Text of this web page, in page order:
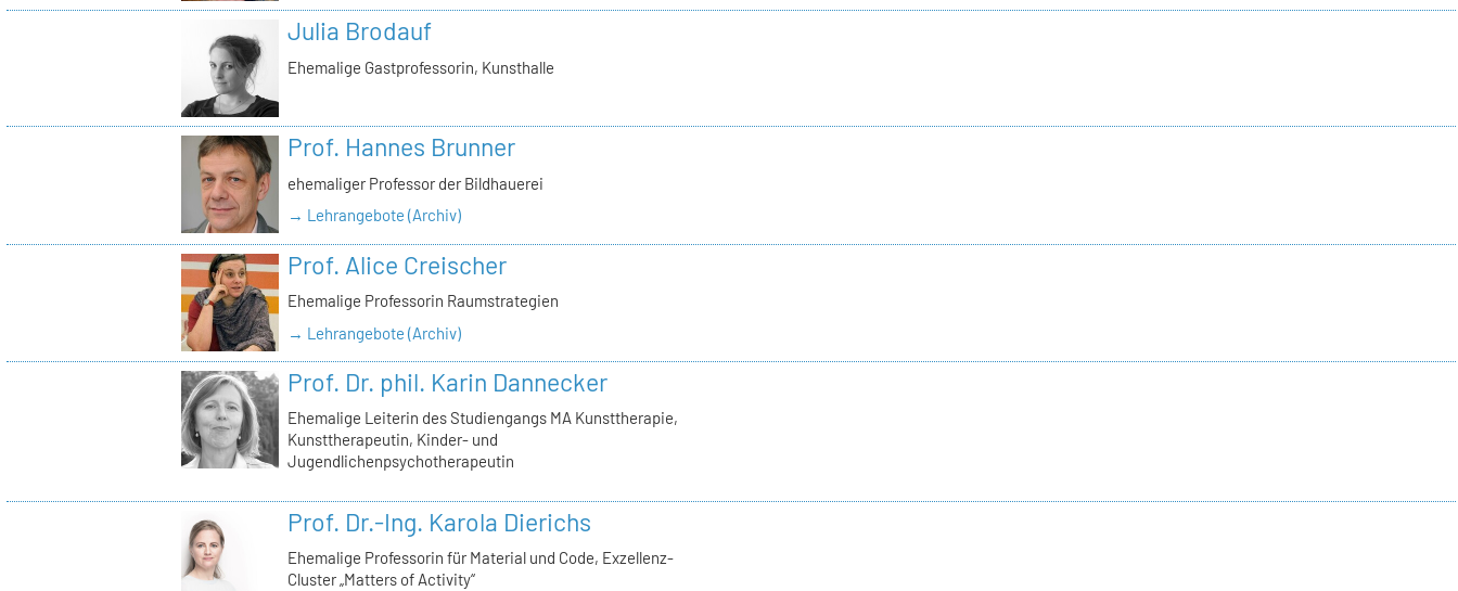
Julia Brodauf
Ehemalige Gastprofessorin, Kunsthalle
Prof. Hannes Brunner
ehemaliger Professor der Bildhauerei
→ Lehrangebote (Archiv)
Prof. Alice Creischer
Ehemalige Professorin Raumstrategien
→ Lehrangebote (Archiv)
Prof. Dr. phil. Karin Dannecker
Ehemalige Leiterin des Studiengangs MA Kunsttherapie,
Kunsttherapeutin, Kinder- und
Jugendlichenpsychotherapeutin
Prof. Dr.-Ing. Karola Dierichs
Ehemalige Professorin für Material und Code, Exzellenz-
Cluster „Matters of Activity“